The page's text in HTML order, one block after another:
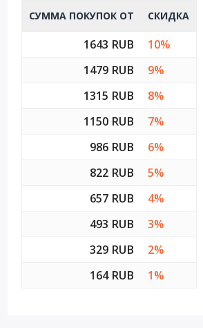
СУММА ПОКУПОК ОТ СКИДКА
1643 RUB
10%
1479 RUB
9%
1315 RUB
8%
1150 RUB
7%
986 RUB
6%
822 RUB
5%
657 RUB
4%
493 RUB
3%
329 RUB
2%
164 RUB
1%